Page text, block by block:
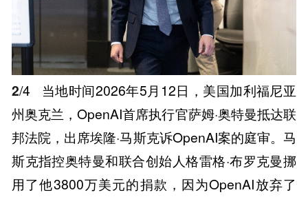
2/4
当地时间2026年5月12日，美国加利福尼亚
州奥克兰，OpenAI首席执行官萨姆·奥特曼抵达联
邦法院，出席埃隆·马斯克诉OpenAI案的庭审。马
斯克指控奥特曼和联合创始人格雷格·布罗克曼挪
用了他3800万美元的捐款，因为OpenAI放弃了